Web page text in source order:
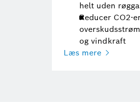
helt uden
Reducer CO2-
og vindkraft
Læs mere